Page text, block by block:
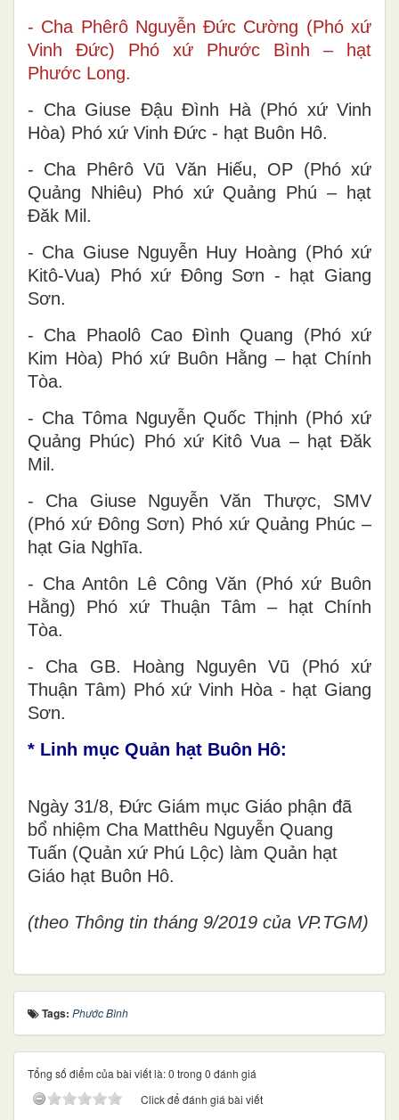
- Cha Phêrô Nguyễn Đức Cường (Phó xứ
Vinh Đức) Phó xứ Phước Bình – hạt
Phước Long.
- Cha Giuse Đậu Đình Hà (Phó xứ Vinh
Hòa) Phó xứ Vinh Đức - hạt Buôn Hô.
- Cha Phêrô Vũ Văn Hiếu, OP (Phó xứ
Quảng Nhiêu) Phó xứ Quảng Phú – hạt
Đăk Mil.
- Cha Giuse Nguyễn Huy Hoàng (Phó xứ
Kitô-Vua) Phó xứ Đông Sơn - hạt Giang
Sơn.
- Cha Phaolô Cao Đình Quang (Phó xứ
Kim Hòa) Phó xứ Buôn Hằng – hạt Chính
Tòa.
- Cha Tôma Nguyễn Quốc Thịnh (Phó xứ
Quảng Phúc) Phó xứ Kitô Vua – hạt Đăk
Mil.
- Cha Giuse Nguyễn Văn Thược, SMV
(Phó xứ Đông Sơn) Phó xứ Quảng Phúc –
hạt Gia Nghĩa.
- Cha Antôn Lê Công Văn (Phó xứ Buôn
Hằng) Phó xứ Thuận Tâm – hạt Chính
Tòa.
- Cha GB. Hoàng Nguyên Vũ (Phó xứ
Thuận Tâm) Phó xứ Vinh Hòa - hạt Giang
Sơn.
* Linh mục Quản hạt Buôn Hô:
Ngày 31/8, Đức Giám mục Giáo phận đã
bổ nhiệm Cha Matthêu Nguyễn Quang
Tuấn (Quản xứ Phú Lộc) làm Quản hạt
Giáo hạt Buôn Hô.
(theo Thông tin tháng 9/2019 của VP.TGM)
Tags: Phước Bình
Tổng số điểm của bài viết là: 0 trong 0 đánh giá
Click để đánh giá bài viết